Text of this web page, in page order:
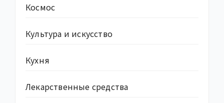
Космос
Культура и искусство
Кухня
Лекарственные средства